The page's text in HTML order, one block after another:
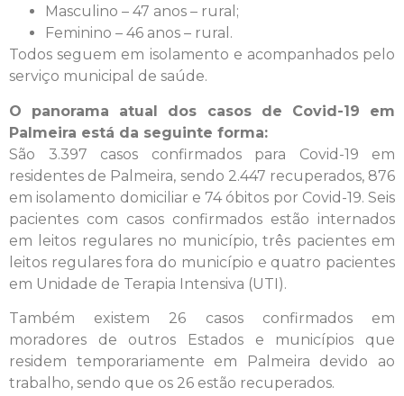
Masculino – 47 anos – rural;
Feminino – 46 anos – rural.
Todos seguem em isolamento e acompanhados pelo
serviço municipal de saúde.
O panorama atual dos casos de Covid-19 em
Palmeira está da seguinte forma:
São 3.397 casos confirmados para Covid-19 em
residentes de Palmeira, sendo 2.447 recuperados, 876
em isolamento domiciliar e 74 óbitos por Covid-19. Seis
pacientes com casos confirmados estão internados
em leitos regulares no município, três pacientes em
leitos regulares fora do município e quatro pacientes
em Unidade de Terapia Intensiva (UTI).
Também existem 26 casos confirmados em
moradores de outros Estados e municípios que
residem temporariamente em Palmeira devido ao
trabalho, sendo que os 26 estão recuperados.